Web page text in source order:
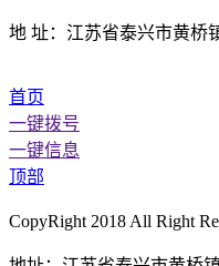
地 址：江苏省泰兴市黄桥
首页
一键拨号
一键信息
顶部
CopyRight 2018 All Right